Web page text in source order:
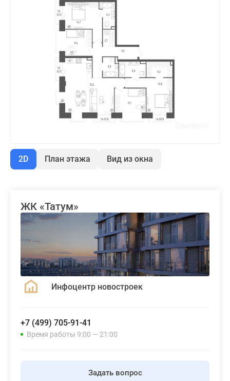
2D План этажа Вид из окна
ЖК «Татум»
Инфоцентр новостроек
+7 (499) 705-91-41
Время работы 9:00 — 21:00
Задать вопрос